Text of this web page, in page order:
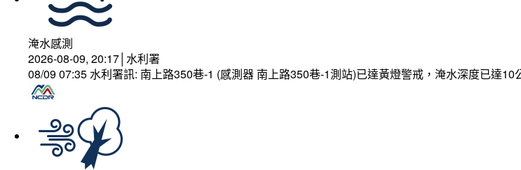
淹水感測
2026-08-09, 20:17│水利署
08/09 07:35 水利署訊: 南上路350巷-1 (感測器 南上路350巷-1測站)已達黃燈警戒，淹水深度已達10